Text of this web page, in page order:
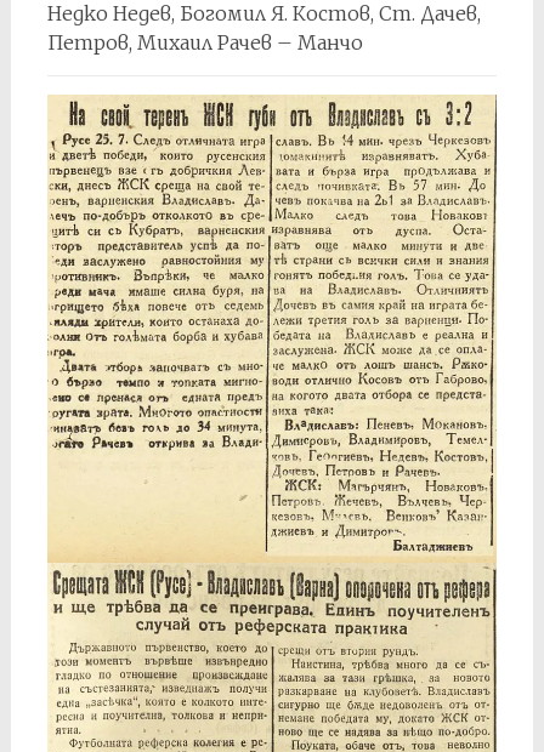
Недко Недев, Богомил Я. Костов, Ст. Дачев,
Петров, Михаил Рачев – Манчо